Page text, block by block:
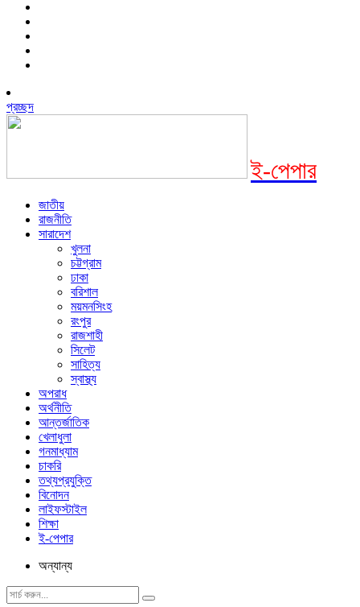
প্রচ্ছদ
ই-পেপার
জাতীয়
রাজনীতি
সারাদেশ
খুলনা
চট্টগ্রাম
ঢাকা
বরিশাল
ময়মনসিংহ
রংপুর
রাজশাহী
সিলেট
সাহিত্য
স্বাস্থ্য
অপরাধ
অর্থনীতি
আন্তর্জাতিক
খেলাধুলা
গনমাধ্যাম
চাকরি
তথ্যপ্রযুক্তি
বিনোদন
লাইফস্টাইল
শিক্ষা
ই-পেপার
অন্যান্য